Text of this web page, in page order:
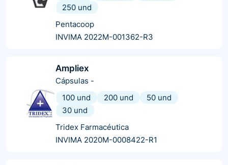
250 und
Pentacoop
INVIMA 2022M-001362-R3
Ampliex
Cápsulas -
100 und
200 und
50 und
30 und
Tridex Farmacéutica
INVIMA 2020M-0008422-R1